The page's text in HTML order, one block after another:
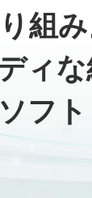
組み
ィ
フト